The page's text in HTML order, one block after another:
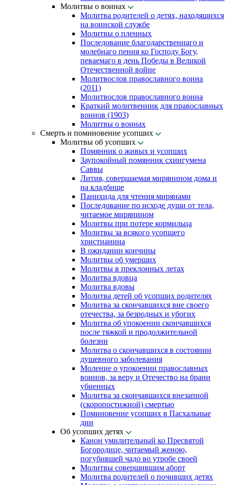
Молитвы о воинах
Молитва родителей о детях, находящихся
на воинской службе
Молитвы о пленных
Последование благодарственнаго и
молебнаго пения ко Господу Богу,
певаемаго в день Победы в Великой
Отечественной войне
Молитвослов православного воина
(2011)
Молитвослов православного воина
Краткий молитвенник для православных
воинов (1903)
Молитвы о воинах
Смерть и поминовение усопших
Молитвы об усопших
Помянник о живых и усопших
Заупокойный помянник схиигумена
Саввы
Лития, совершаемая мирянином дома и
на кладбище
Панихида для чтения мирянами
Последование по исходе души от тела,
читаемое мирянином
Молитвы при потере кормильца
Молитвы за всякого усопшего
христианина
В ожидании кончины
Молитвы об умерших
Молитвы в преклонных летах
Молитва вдовца
Молитва вдовы
Молитва детей об усопших родителях
Молитва за скончавшихся вне своего
отечества, за безродных и убогих
Молитва об упокоении скончавшихся
после тяжкой и продолжительной
болезни
Молитва о скончавшихся в состоянии
душевного заболевания
Моление о упокоении православных
воинов, за веру и Отечество на брани
убиенных
Молитва за скончавшихся внезапной
(скоропостижной) смертью
Поминовение усопших в Пасхальные
дни
Об усопших детях
Канон умилительный ко Пресвятой
Богородице, читаемый женою,
погубившей чадо во утробе своей
Молитвы совершившим аборт
Молитва родителей о почивших детях